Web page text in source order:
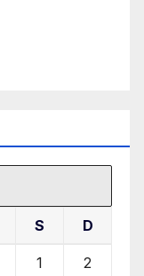
S D
1 2